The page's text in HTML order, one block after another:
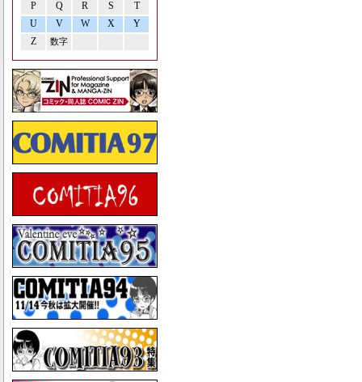
P Q R S
T
U
V W X
Y
Z
数字